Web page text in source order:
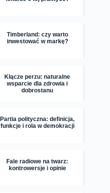
Timberland: czy warto
inwestować w markę?
Kłącze perzu: naturalne
wsparcie dla zdrowia i
dobrostanu
Partia polityczna: definicja,
funkcje i rola w demokracji
Fale radiowe na twarz:
kontrowersje i opinie